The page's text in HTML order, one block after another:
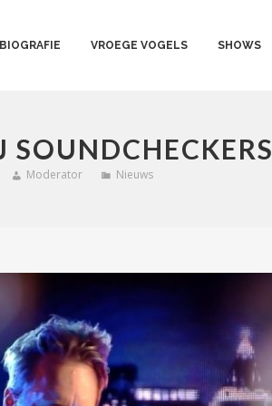
BIOGRAFIE VROEGE VOGELS SHOWS
Moderator Nieuws